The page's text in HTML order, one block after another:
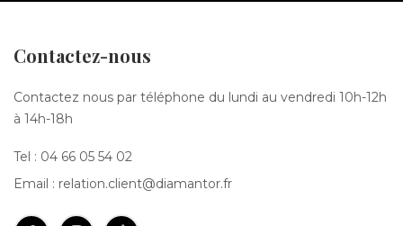
Contactez-nous
Contactez nous par téléphone du lundi au vendredi 10h-12h
à 14h-18h
Tel : 04 66 05 54 02
Email : relation.client@diamantor.fr